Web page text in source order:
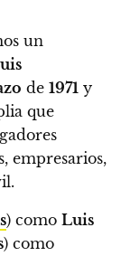
un
de 1971 y
que
empresarios,
) como Luis
) como